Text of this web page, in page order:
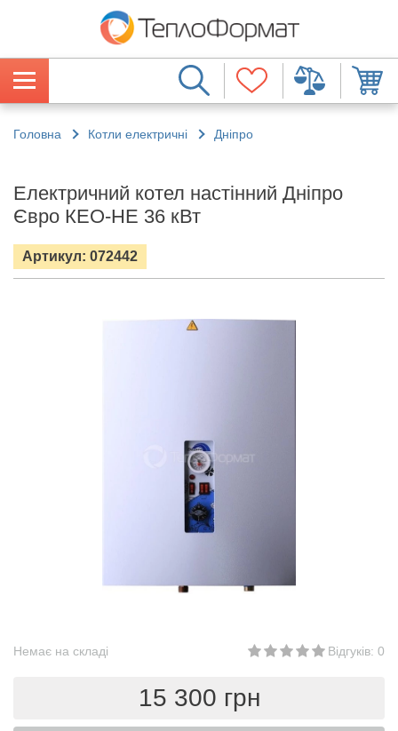
Головна Котли електричні Дніпро
Електричний котел настінний Дніпро
Євро КЕО-НЕ 36 кВт
Артикул: 072442
Немає на складі Відгуків: 0
15 300 грн